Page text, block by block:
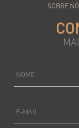
SOBRE
NOME
E-MAIL